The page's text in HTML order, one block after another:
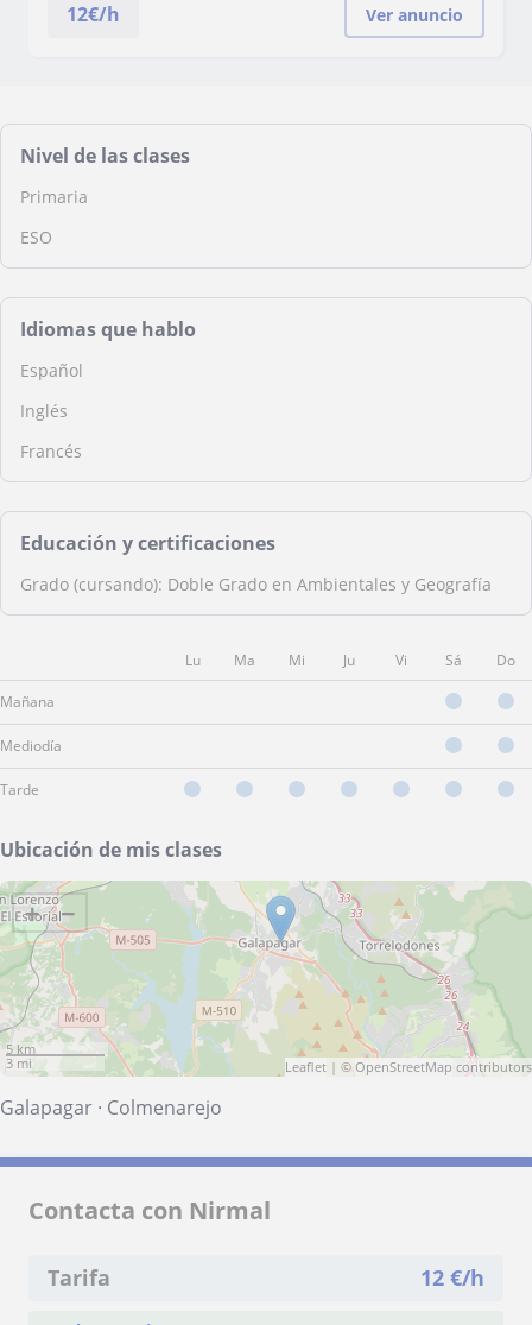
12€/h Ver anuncio
Nivel de las clases
Primaria
ESO
Idiomas que hablo
Español
Inglés
Francés
Educación y certificaciones
Grado (cursando): Doble Grado en Ambientales y Geografía
Lu Ma Mi Ju Vi Sá Do
Mañana
Mediodía
Tarde
Ubicación de mis clases
+ −
5 km
3 mi
Leaflet | © OpenStreetMap contributors
Galapagar · Colmenarejo
Contacta con Nirmal
Tarifa 12 €/h